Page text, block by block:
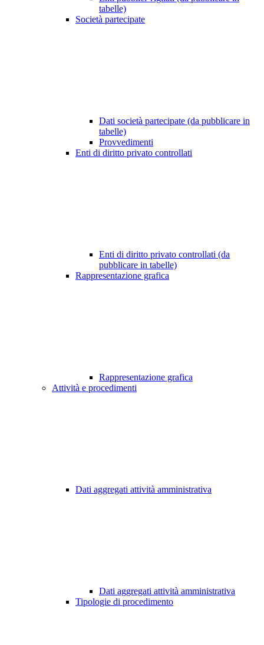
tabelle)
Società partecipate
Dati società partecipate (da pubblicare in
tabelle)
Provvedimenti
Enti di diritto privato controllati
Enti di diritto privato controllati (da
pubblicare in tabelle)
Rappresentazione grafica
Rappresentazione grafica
Attività e procedimenti
Dati aggregati attività amministrativa
Dati aggregati attività amministrativa
Tipologie di procedimento